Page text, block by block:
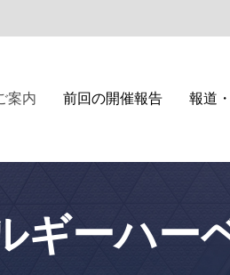
案内 前回の開催報告 報道
ギーハー